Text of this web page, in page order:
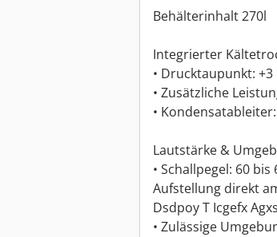
Behälterinhalt 270l
Integrierter
• Drucktaupunkt: +3
• Zusätzliche
•
Lautstärke &
• Schallpegel: 60
Aufstellung direkt
Dsdpoy T Icgefx
• Zulässige